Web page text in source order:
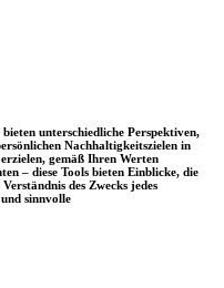
unterschiedliche Perspektiven,
Nachhaltigkeitszielen in
gemäß Ihren Werten
– diese Tools bieten Einblicke, die
des Zwecks jedes
sinnvolle